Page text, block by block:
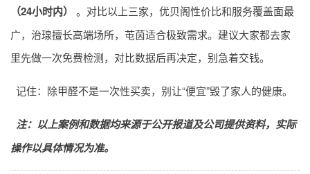
（24小时内）
。对比以上三家，优贝阁性价比和服务覆盖面最
广，治瑔擅长高端场所，芚茵适合极致需求。建议大家都去家
里先做一次免费检测，对比数据后再决定，别急着交钱。
记住：除甲醛不是一次性买卖，别让“便宜”毁了家人的健康。
注：以上案例和数据均来源于公开报道及公司提供资料，实际
操作以具体情况为准。